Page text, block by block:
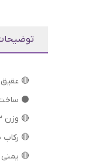
🔴 عقیق
⚫
🔴 وزن ۱۳ گرم
🔴 رکاب
🔴